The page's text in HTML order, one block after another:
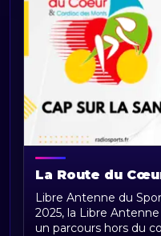
La Route du
humaine entre
Libre Antenne du
2025, la Libre
un parcours hors du